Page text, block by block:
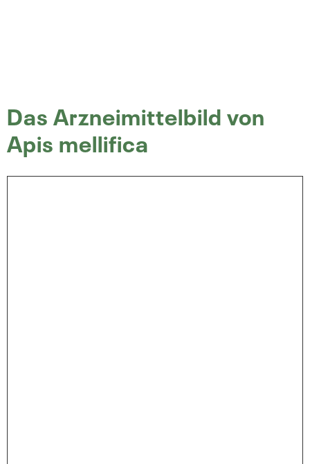
Das Arzneimittelbild von
Apis mellifica